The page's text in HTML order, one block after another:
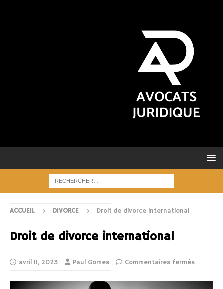
ACCUEIL DIVORCE Droit de divorce international
Droit de divorce international
avril 11, 2023 Paul Gomes Commentaires fermés